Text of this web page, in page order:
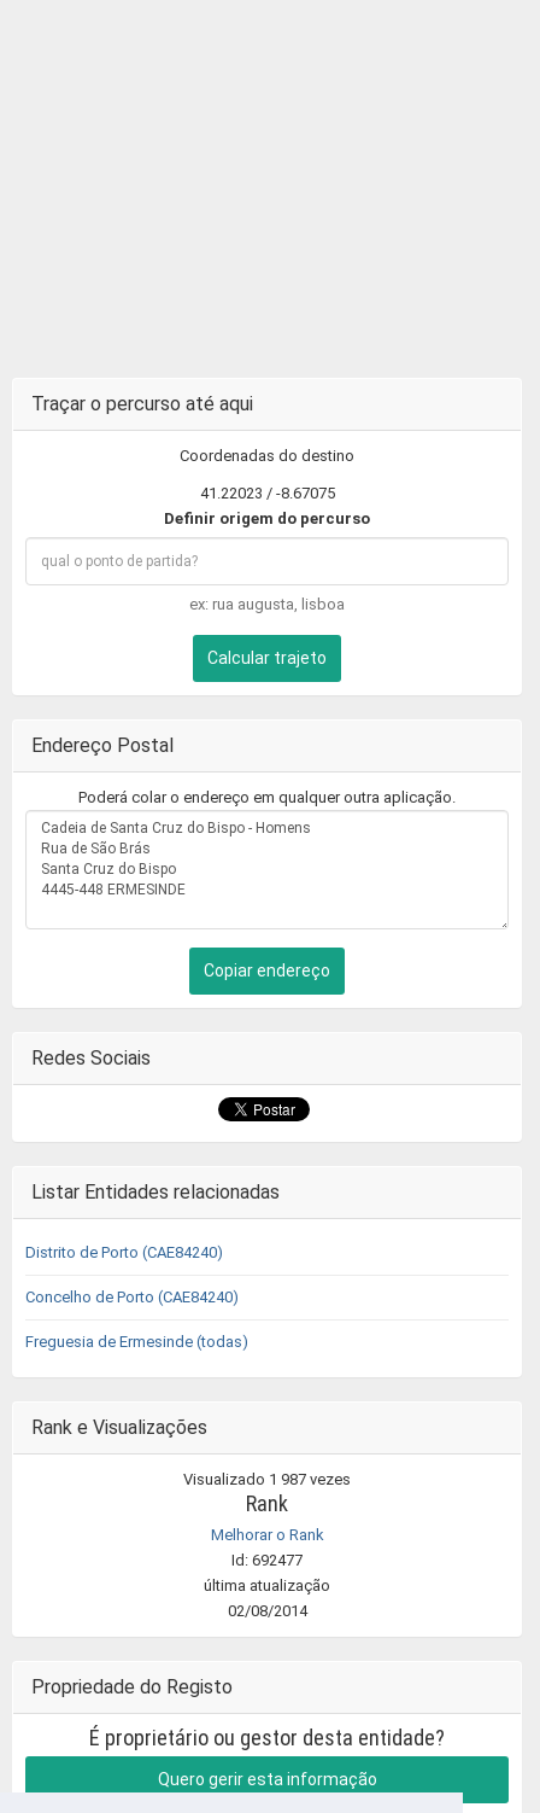
Traçar o percurso até aqui
Coordenadas do destino
41.22023 / -8.67075
Definir origem do percurso
ex: rua augusta, lisboa
Calcular trajeto
Endereço Postal
Poderá colar o endereço em qualquer outra aplicação.
Copiar endereço
Redes Sociais
Listar Entidades relacionadas
Distrito de Porto (CAE84240)
Concelho de Porto (CAE84240)
Freguesia de Ermesinde (todas)
Rank e Visualizações
Visualizado 1 987 vezes
Rank
Melhorar o Rank
Id: 692477
última atualização
02/08/2014
Propriedade do Registo
É proprietário ou gestor desta entidade?
Quero gerir esta informação